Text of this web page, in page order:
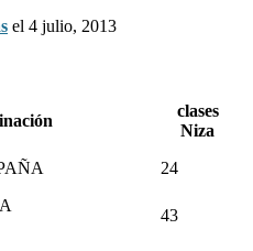
el 4 julio, 2013
clases
Niza
24
43